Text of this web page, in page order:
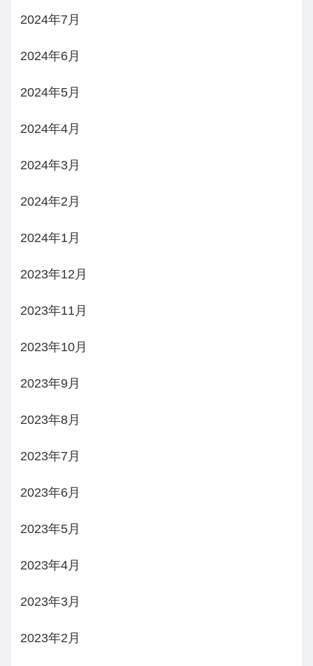
2024年7月
2024年6月
2024年5月
2024年4月
2024年3月
2024年2月
2024年1月
2023年12月
2023年11月
2023年10月
2023年9月
2023年8月
2023年7月
2023年6月
2023年5月
2023年4月
2023年3月
2023年2月